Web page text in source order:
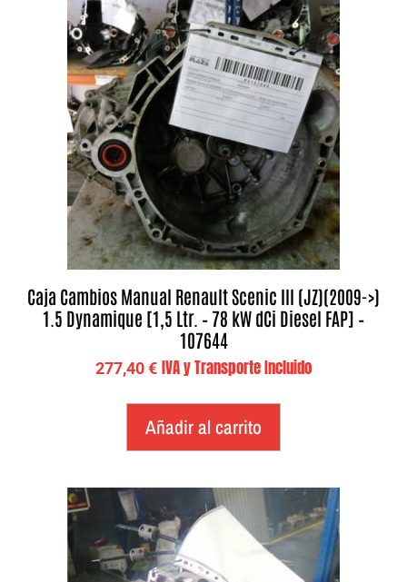
Caja Cambios Manual Renault Scenic III (JZ)(2009->)
1.5 Dynamique [1,5 Ltr. – 78 kW dCi Diesel FAP] –
107644
277,40€ IVA y Transporte Incluido
Añadir al carrito